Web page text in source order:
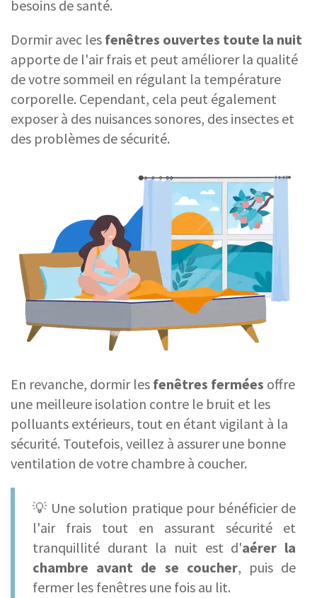
besoins de santé.
Dormir avec les fenêtres ouvertes toute la nuit
apporte de l'air frais et peut améliorer la qualité
de votre sommeil en régulant la température
corporelle. Cependant, cela peut également
exposer à des nuisances sonores, des insectes et
des problèmes de sécurité.
En revanche, dormir les fenêtres fermées offre
une meilleure isolation contre le bruit et les
polluants extérieurs, tout en étant vigilant à la
sécurité. Toutefois, veillez à assurer une bonne
ventilation de votre chambre à coucher.
💡 Une solution pratique pour bénéficier de
l'air frais tout en assurant sécurité et
tranquillité durant la nuit est d'aérer la
chambre avant de se coucher, puis de
fermer les fenêtres une fois au lit.